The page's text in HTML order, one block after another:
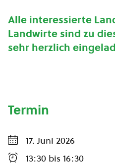
Alle interessierte
Landwirte sind zu
sehr herzlich
Termin
17. Juni 2026
13:30 bis 16:30